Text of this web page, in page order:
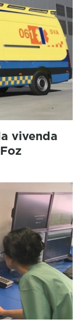
vivenda